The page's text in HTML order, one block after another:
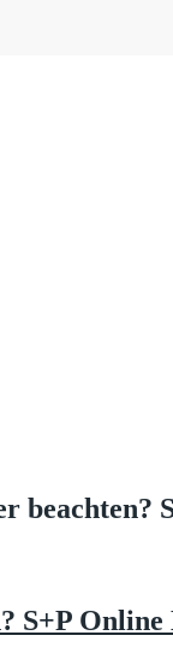
beachten?
S+P